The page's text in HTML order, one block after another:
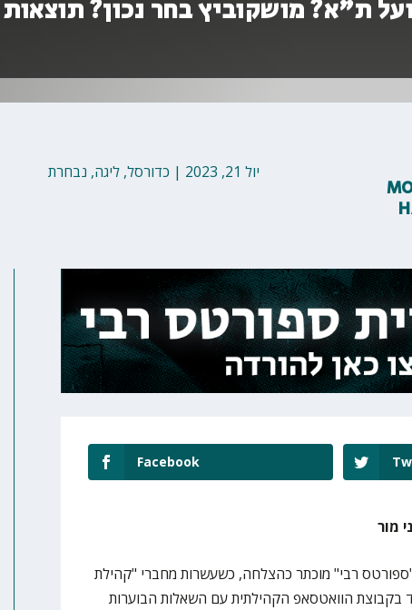
ת"א? מושקוביץ בחר נכון? תוצאות
יול 21, 2023 | כדורסל,ליגה, נבחרת
Facebook
מור
רבי" מוכתר כהצלחה, כשעשרות מחברי "קהילת
בקבוצת הוואטסאפ הקהילתית עם השאלות הבוערות